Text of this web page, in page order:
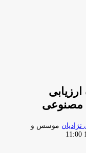
مصنوعی
موسس و